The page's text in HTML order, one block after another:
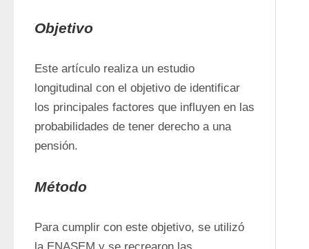
Objetivo
Este artículo realiza un estudio
longitudinal con el objetivo de identificar
los principales factores que influyen en las
probabilidades de tener derecho a una
pensión.
Método
Para cumplir con este objetivo, se utilizó